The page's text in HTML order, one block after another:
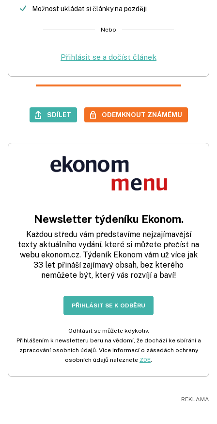
Možnost ukládat si články na později
Nebo
Přihlásit se a dočíst článek
SDÍLET ODEMKNOUT ZNÁMÉMU
Newsletter týdeníku Ekonom.
Každou středu vám představíme nejzajímavější
texty aktuálního vydání, které si můžete přečíst na
webu ekonom.cz. Týdeník Ekonom vám už více jak
33 let přináší zajímavý obsah, bez kterého
nemůžete být, který vás rozvíjí a baví!
PŘIHLÁSIT SE K ODBĚRU
Odhlásit se můžete kdykoliv.
Přihlášením k newsletteru beru na vědomí, že dochází ke sbírání a
zpracování osobních údajů. Více informací o zásadách ochrany
osobních údajů naleznete ZDE.